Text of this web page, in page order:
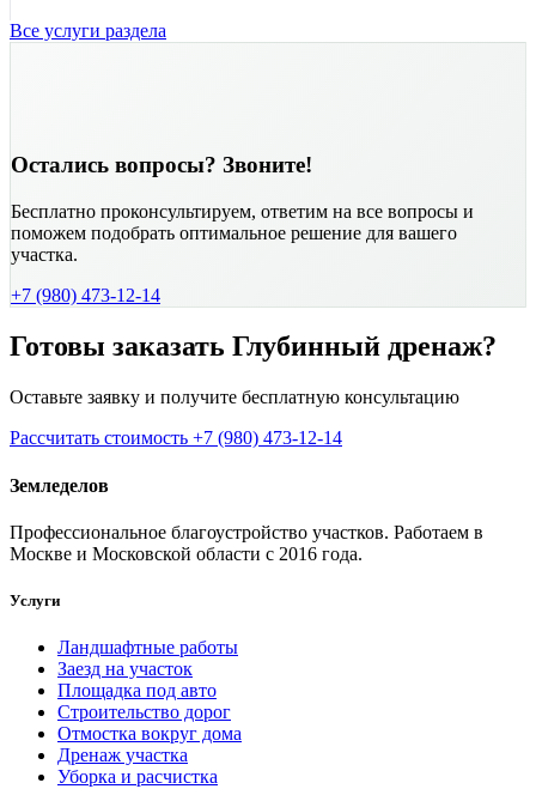
Все услуги раздела
Остались вопросы? Звоните!
Бесплатно проконсультируем, ответим на все вопросы и
поможем подобрать оптимальное решение для вашего
участка.
+7 (980) 473-12-14
Готовы заказать Глубинный дренаж?
Оставьте заявку и получите бесплатную консультацию
Рассчитать стоимость +7 (980) 473-12-14
Земледелов
Профессиональное благоустройство участков. Работаем в
Москве и Московской области с 2016 года.
Услуги
Ландшафтные работы
Заезд на участок
Площадка под авто
Строительство дорог
Отмостка вокруг дома
Дренаж участка
Уборка и расчистка